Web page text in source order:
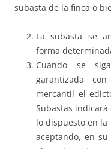
subasta de la finca o
La subasta se
forma
Cuando se
garantizada
mercantil el
Subastas
lo dispuesto en la
aceptando, en